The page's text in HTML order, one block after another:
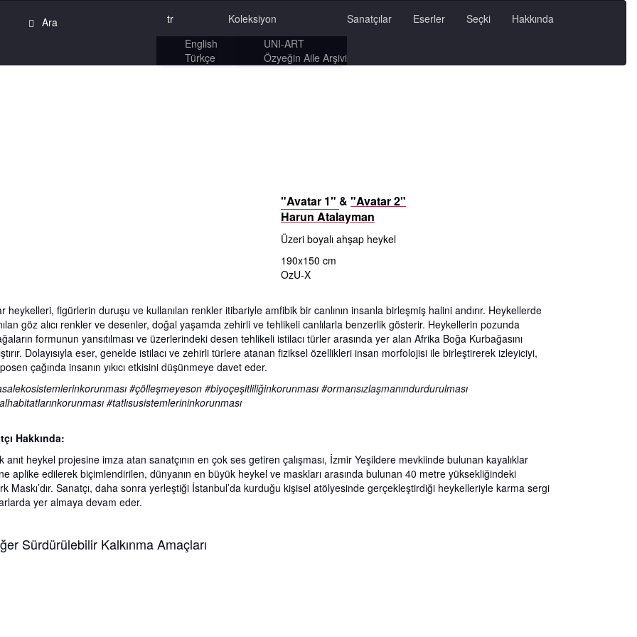
Koleksiyon
UNI-ART
Özyeğin Aile Arşivi
Sanatçılar Eserler Seçki Hakkında
tr
English
Türkçe
"Avatar 1" &"Avatar 2"
Harun Atalayman
Üzeri boyalı ahşap heykel
190x150 cm
OzU-X
heykelleri, figürlerin duruşu ve kullanılan renkler itibariyle amfibik bir canlının insanla birleşmiş halini andırır. Heykellerde
göz alıcı renkler ve desenler, doğal yaşamda zehirli ve tehlikeli canlılarla benzerlik gösterir. Heykellerin pozunda
formunun yansıtılması ve üzerlerindeki desen tehlikeli istilacı türler arasında yer alan Afrika Boğa Kurbağasını
Dolayısıyla eser, genelde istilacı ve zehirli türlere atanan fiziksel özellikleri insan morfolojisi ile birleştirerek izleyiciyi,
çağında insanın yıkıcı etkisini düşünmeye davet eder.
#çölleşmeyeson #biyoçeşitliliğinkorunması #ormansızlaşmanındurdurulması
#tatlısusistemlerininkorunması
Hakkında:
anıt heykel projesine imza atan sanatçının en çok ses getiren çalışması, İzmir Yeşildere mevkiinde bulunan kayalıklar
aplike edilerek biçimlendirilen, dünyanın en büyük heykel ve maskları arasında bulunan 40 metre yüksekliğindeki
Maskı’dır. Sanatçı, daha sonra yerleştiği İstanbul’da kurduğu kişisel atölyesinde gerçekleştirdiği heykelleriyle karma sergi
yer almaya devam eder.
Sürdürülebilir Kalkınma Amaçları